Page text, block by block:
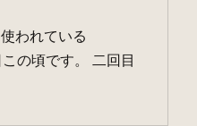
われている
の頃です。 二回目